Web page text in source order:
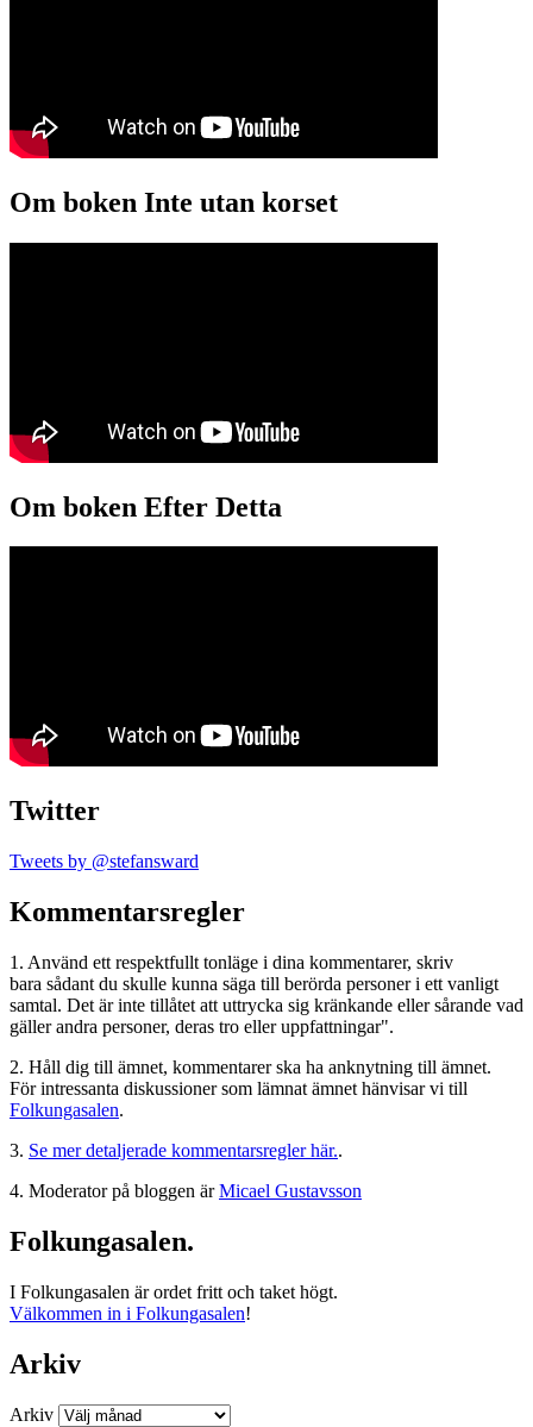
Om boken Inte utan korset
Om boken Efter Detta
Twitter
Tweets by @stefansward
Kommentarsregler
1. Använd ett respektfullt tonläge i dina kommentarer, skriv
bara sådant du skulle kunna säga till berörda personer i ett vanligt
samtal. Det är inte tillåtet att uttrycka sig kränkande eller sårande vad
gäller andra personer, deras tro eller uppfattningar".
2. Håll dig till ämnet, kommentarer ska ha anknytning till ämnet.
För intressanta diskussioner som lämnat ämnet hänvisar vi till
Folkungasalen.
3. Se mer detaljerade kommentarsregler här..
4. Moderator på bloggen ärMicael Gustavsson
Folkungasalen.
I Folkungasalen är ordet fritt och taket högt.
Välkommen in i Folkungasalen!
Arkiv
Arkiv